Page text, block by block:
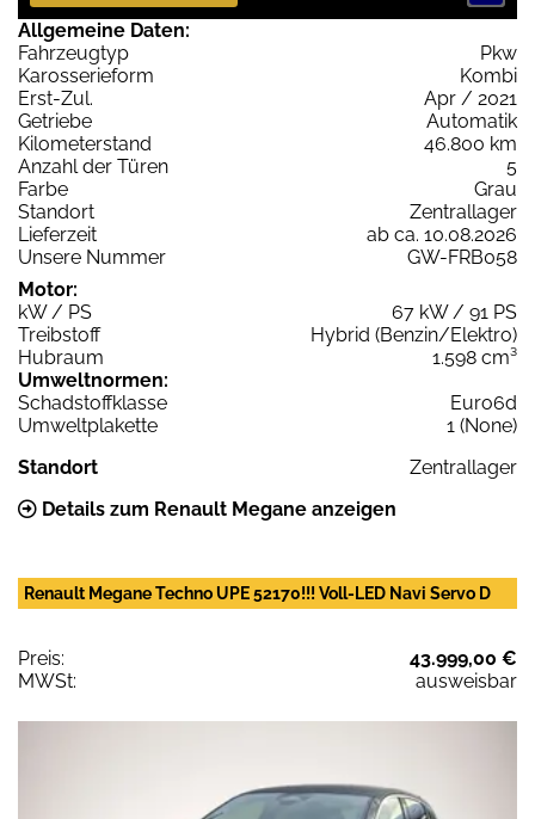
Allgemeine Daten:
Fahrzeugtyp
Pkw
Karosserieform
Kombi
Erst-Zul.
Apr / 2021
Getriebe
Automatik
Kilometerstand
46.800 km
Anzahl der Türen
5
Farbe
Grau
Standort
Zentrallager
Lieferzeit
ab ca. 10.08.2026
Unsere Nummer
GW-FRB058
Motor:
kW / PS
67 kW / 91 PS
Treibstoff
Hybrid (Benzin/Elektro)
Hubraum
1.598 cm³
Umweltnormen:
Schadstoffklasse
Euro6d
Umweltplakette
1 (None)
Standort
Zentrallager
Details zum Renault Megane anzeigen
Renault Megane Techno UPE 52170!!! Voll-LED Navi Servo D
Preis:
43.999,00 €
MWSt:
ausweisbar